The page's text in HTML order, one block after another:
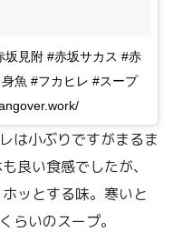
坂見附 #赤坂サカス #赤
魚 #フカヒレ #スープ
は小ぶりですがまるま
良い食感でしたが、
ッとする味。寒いと
らいのスープ。